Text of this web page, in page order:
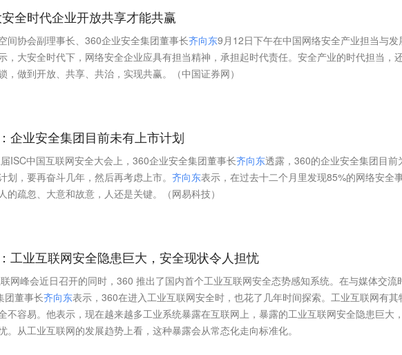
安全时代企业开放共享才能共赢
间协会副理事长、360企业安全集团董事长齐向东9月12日下午在中国网络安全产业担当与发
，大安全时代下，网络安全企业应具有担当精神，承担起时代责任。安全产业的时代担当，
，做到开放、共享、共治，实现共赢。（中国证券网）
：企业安全集团目前未有上市计划
ISC中国互联网安全大会上，360企业安全集团董事长齐向东透露，360的企业安全集团目前
划，要再奋斗几年，然后再考虑上市。 齐向东表示，在过去十二个月里发现85%的网络安全
的疏忽、大意和故意，人还是关键。（网易科技）
：工业互联网安全隐患巨大，安全现状令人担忧
网峰会近日召开的同时，360 推出了国内首个工业互联网安全态势感知系统。在与媒体交流
团董事长齐向东表示，360在进入工业互联网安全时，也花了几年时间探索。工业互联网有其
不容易。他表示，现在越来越多工业系统暴露在互联网上，暴露的工业互联网安全隐患巨大
。从工业互联网的发展趋势上看，这种暴露会从常态化走向标准化。